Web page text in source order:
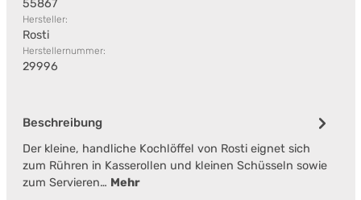
55867
Hersteller:
Rosti
Herstellernummer:
29996
Beschreibung
Der kleine, handliche Kochlöffel von Rosti eignet sich
zum Rühren in Kasserollen und kleinen Schüsseln sowie
zum Servieren… Mehr